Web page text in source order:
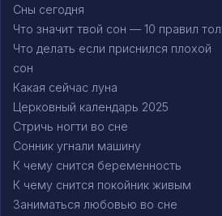
Сны сегодня
Что значит твой сон — 10 правил
Что делать если приснился плохой
сон
Какая сейчас луна
Церковный календарь 2025
Стричь ногти во сне
Сонник угнали машину
К чему снится беременность
К чему снится покойник живым
Заниматься любовью во сне